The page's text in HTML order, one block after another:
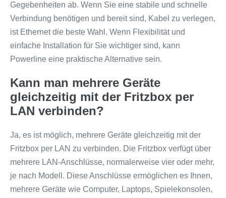
Gegebenheiten ab. Wenn Sie eine stabile und schnelle
Verbindung benötigen und bereit sind, Kabel zu verlegen,
ist Ethernet die beste Wahl. Wenn Flexibilität und
einfache Installation für Sie wichtiger sind, kann
Powerline eine praktische Alternative sein.
Kann man mehrere Geräte
gleichzeitig mit der Fritzbox per
LAN verbinden?
Ja, es ist möglich, mehrere Geräte gleichzeitig mit der
Fritzbox per LAN zu verbinden. Die Fritzbox verfügt über
mehrere LAN-Anschlüsse, normalerweise vier oder mehr,
je nach Modell. Diese Anschlüsse ermöglichen es Ihnen,
mehrere Geräte wie Computer, Laptops, Spielekonsolen,